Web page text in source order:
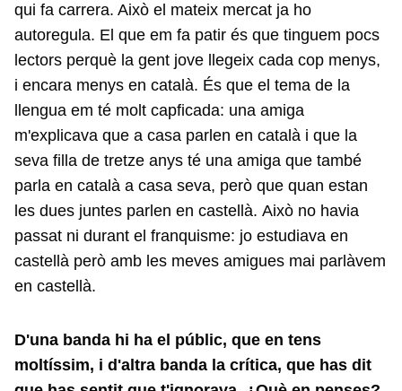
qui fa carrera. Això el mateix mercat ja ho
autoregula. El que em fa patir és que tinguem pocs
lectors perquè la gent jove llegeix cada cop menys,
i encara menys en català. És que el tema de la
llengua em té molt capficada: una amiga
m'explicava que a casa parlen en català i que la
seva filla de tretze anys té una amiga que també
parla en català a casa seva, però que quan estan
les dues juntes parlen en castellà. Això no havia
passat ni durant el franquisme: jo estudiava en
castellà però amb les meves amigues mai parlàvem
en castellà.
D'una banda hi ha el públic, que en tens
moltíssim, i d'altra banda la crítica, que has dit